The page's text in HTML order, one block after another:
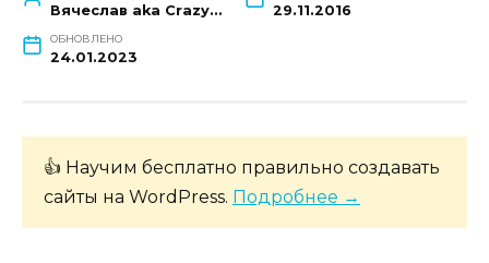
Вячеслав aka CrazyMoon 29.11.2016
ОБНОВЛЕНО
24.01.2023
👍 Научим бесплатно правильно создавать
сайты на WordPress. Подробнее →